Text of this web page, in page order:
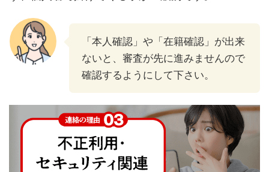
「本人確認」や「在籍確認」が出来
ないと、審査が先に進みませんので
確認するようにして下さい。